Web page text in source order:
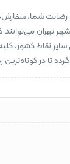
رضایت شما،
تهران می‌توانند
سایر نقاط
تا در